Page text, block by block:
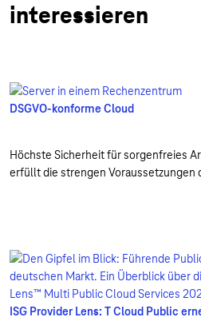
interessieren
DSGVO-konforme Cloud
Höchste Sicherheit für sorgenfreies
erfüllt die strengen Voraussetzungen
ISG Provider Lens: T Cloud Public